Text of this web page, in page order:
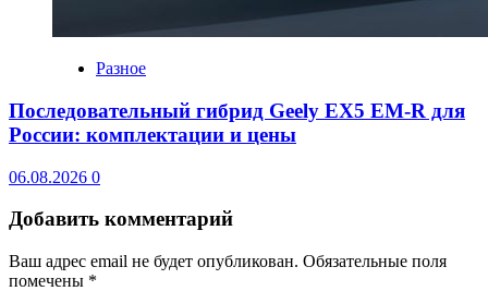
Разное
Последовательный гибрид Geely EX5 EM-R для
России: комплектации и цены
06.08.2026 0
Добавить комментарий
Ваш адрес email не будет опубликован. Обязательные поля
помечены *